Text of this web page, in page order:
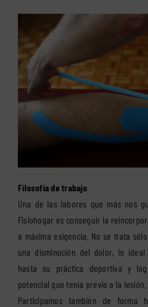
Filosofía de trabajo
Una de las labores que más nos
Fisiohogar es conseguir la
a máxima exigencia. No se trata
una disminución del dolor, lo
hasta su práctica deportiva y
potencial que tenía previo a la lesión.
Participamos también de forma